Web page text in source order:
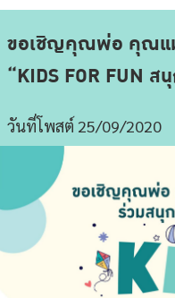
ขอเชิญคุณพ่อ คุณแ
“KIDS FOR FUN
วันที่โพสต์ 25/09/2020